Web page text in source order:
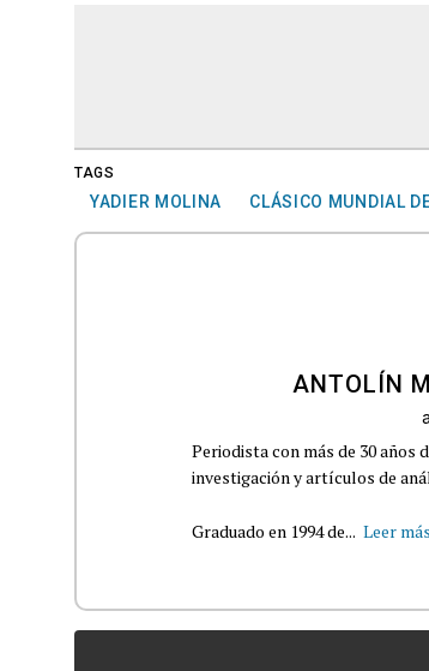
TAGS
YADIER MOLINA CLÁSICO MUNDIAL
ANTOLÍN
Periodista con más de 30 años
investigación y artículos de
Graduado en 1994 de... Leer más